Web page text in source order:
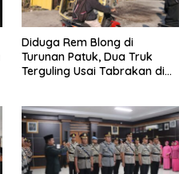
Diduga Rem Blong di
Turunan Patuk, Dua Truk
Terguling Usai Tabrakan di